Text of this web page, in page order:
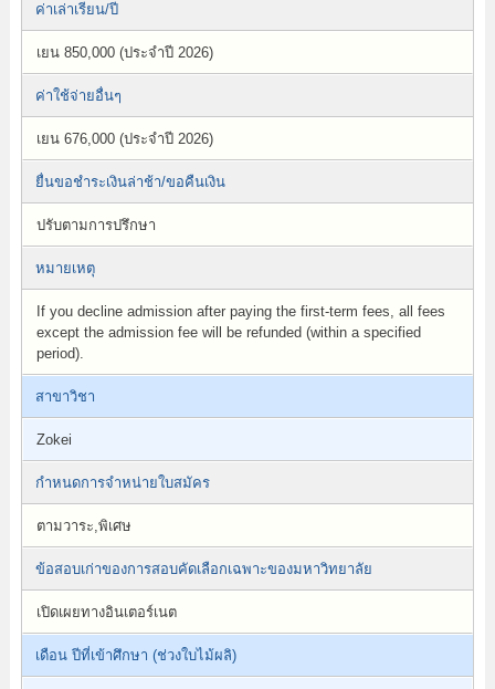
ค่าเล่าเรียน/ปี
เยน 850,000 (ประจำปี 2026)
ค่าใช้จ่ายอื่นๆ
เยน 676,000 (ประจำปี 2026)
ยื่นขอชำระเงินล่าช้า/ขอคืนเงิน
ปรับตามการปรึกษา
หมายเหตุ
If you decline admission after paying the first-term fees, all fees
except the admission fee will be refunded (within a specified
period).
สาขาวิชา
Zokei
กำหนดการจำหน่ายใบสมัคร
ตามวาระ,พิเศษ
ข้อสอบเก่าของการสอบคัดเลือกเฉพาะของมหาวิทยาลัย
เปิดเผยทางอินเตอร์เนต
เดือน ปีที่เข้าศึกษา (ช่วงใบไม้ผลิ)